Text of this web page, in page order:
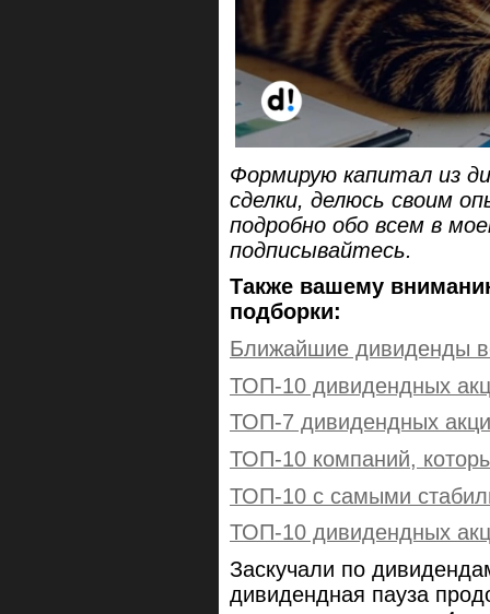
Формирую капитал из
сделки, делюсь своим
подробно обо всем в
подписывайтесь.
Также вашему
подборки:
Ближайшие дивиденды
ТОП-10 дивидендных
ТОП-7 дивидендных
ТОП-10 компаний,
ТОП-10 с самыми
ТОП-10 дивидендных
Заскучали по
дивидендная пауза